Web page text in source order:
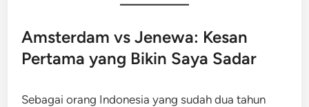
Amsterdam vs Jenewa: Kesan
Pertama yang Bikin Saya Sadar
Sebagai orang Indonesia yang sudah dua tahun